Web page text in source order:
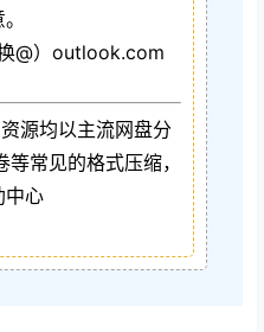
@）outlook.com
源均以主流网盘分
常见的格式压缩，
中心